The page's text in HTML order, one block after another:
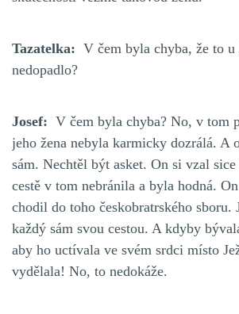
Tazatelka: V čem byla chyba, že to u
nedopadlo?
Josef: V čem byla chyba? No, v tom
jeho žena nebyla karmicky dozrálá. A
sám. Nechtěl být asket. On si vzal
cestě v tom nebránila a byla hodná.
chodil do toho českobratrského sboru.
každý sám svou cestou. A kdyby
aby ho uctívala ve svém srdci místo
vydělala! No, to nedokáže.